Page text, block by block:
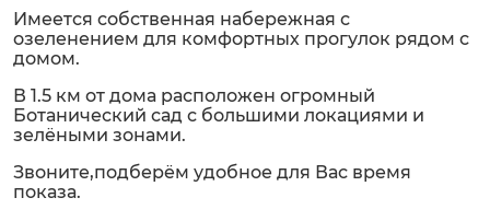
Имеется собственная набережная с
озеленением для комфортных прогулок рядом с
домом.
В 1.5 км от дома расположен огромный
Ботанический сад с большими локациями и
зелёными зонами.
Звоните,подберём удобное для Вас время
показа.